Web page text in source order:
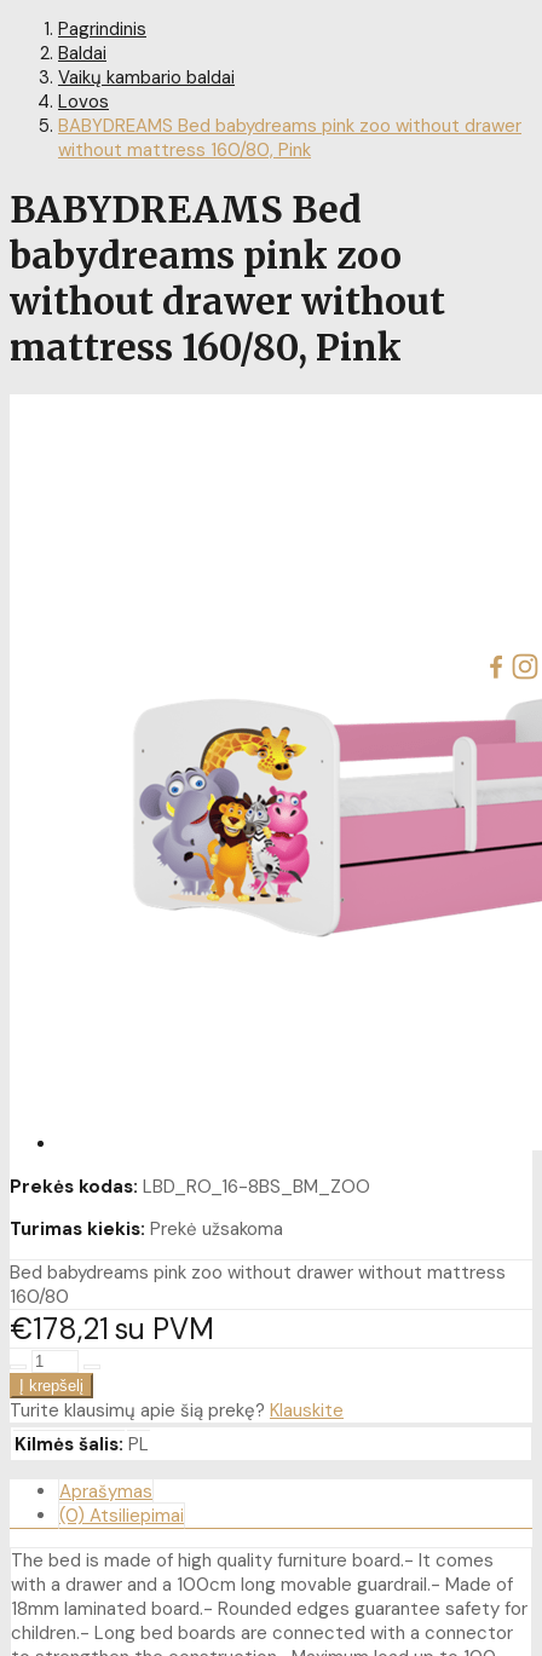
Pagrindinis
Baldai
Vaikų kambario baldai
Lovos
BABYDREAMS Bed babydreams pink zoo without drawer
without mattress 160/80, Pink
BABYDREAMS Bed
babydreams pink zoo
without drawer without
mattress 160/80, Pink
Prekės kodas: LBD_RO_16-8BS_BM_ZOO
Turimas kiekis: Prekė užsakoma
Bed babydreams pink zoo without drawer without mattress
160/80
€178 21 su PVM
Turite klausimų apie šią prekę? Klauskite
Kilmės šalis: PL
Aprašymas
(0) Atsiliepimai
The bed is made of high quality furniture board.- It comes
with a drawer and a 100cm long movable guardrail.- Made of
18mm laminated board.- Rounded edges guarantee safety for
children.- Long bed boards are connected with a connector